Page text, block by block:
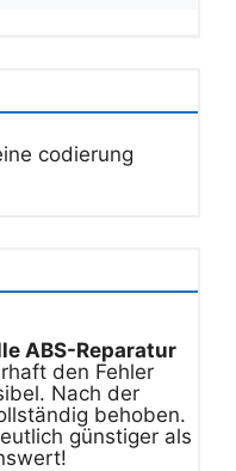
codierung
ABS-Reparatur
den Fehler
Nach der
behoben.
günstiger als